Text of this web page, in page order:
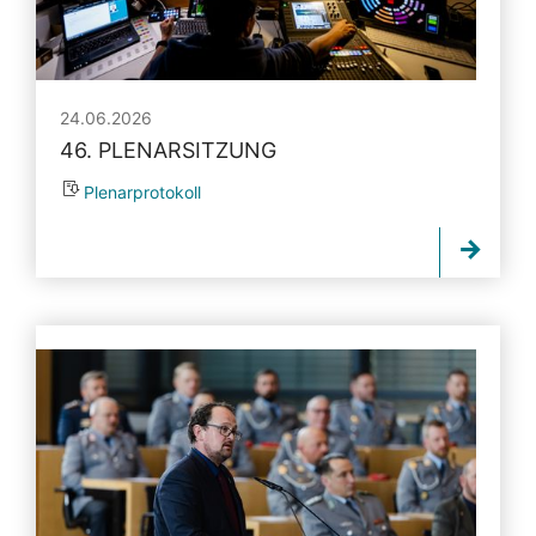
24.06.2026
46. PLENARSITZUNG
Plenarprotokoll